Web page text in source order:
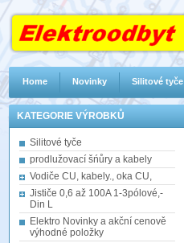
KATEGORIE VÝROBKŮ
Silitové tyče
prodlužovací šńůry a kabely
Vodiče CU, kabely., oka CU,
Jističe 0,6 až 100A 1-3pólové,-
Din L
Elektro Novinky a akční cenově
výhodné položky
Home Novinky Silitové tyče